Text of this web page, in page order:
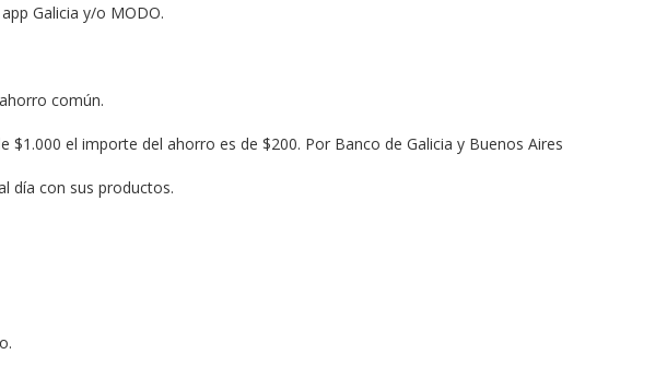
Galicia y/o MODO.
común.
el importe del ahorro es de $200. Por Banco de Galicia y Buenos Aires
día con sus productos.